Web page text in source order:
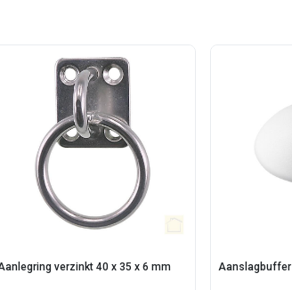
verzinkt 40 x 35 x 6 mm Aanslagbuffer